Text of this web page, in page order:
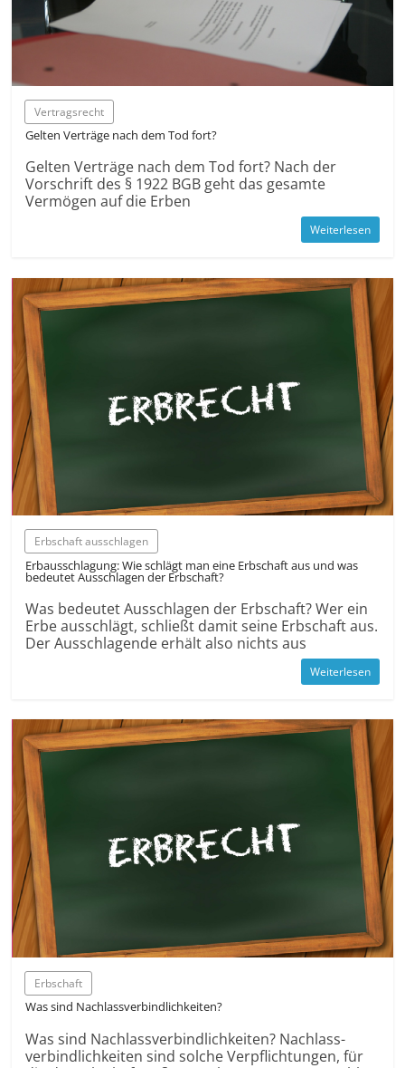
Vertragsrecht
Gelten Verträge nach dem Tod fort?
Gelten Verträge nach dem Tod fort? Nach der
Vorschrift des § 1922 BGB geht das gesamte
Vermögen auf die Erben
Weiterlesen
Erbschaft ausschlagen
Erbausschlagung: Wie schlägt man eine Erbschaft aus und was
bedeutet Ausschlagen der Erbschaft?
Was bedeutet Ausschlagen der Erbschaft? Wer ein
Erbe ausschlägt, schließt damit seine Erbschaft aus.
Der Ausschlagende erhält also nichts aus
Weiterlesen
Erbschaft
Was sind Nach­lass­verbindlichkeiten?
Was sind Nach­lass­verbindlichkeiten? Nach­lass­
verbindlichkeiten sind solche Verpflichtungen, für